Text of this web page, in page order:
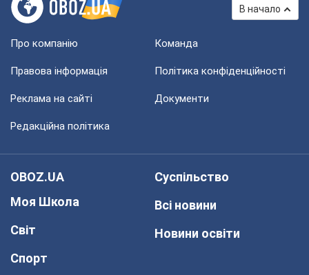
В начало
Про компанію Команда
Правова інформація Політика конфіденційності
Реклама на сайті Документи
Редакційна політика
OBOZ.UA
Моя Школа
Світ
Спорт
Суспільство
Всі новини
Новини освіти